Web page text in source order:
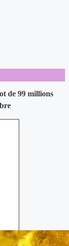
de 99 millions